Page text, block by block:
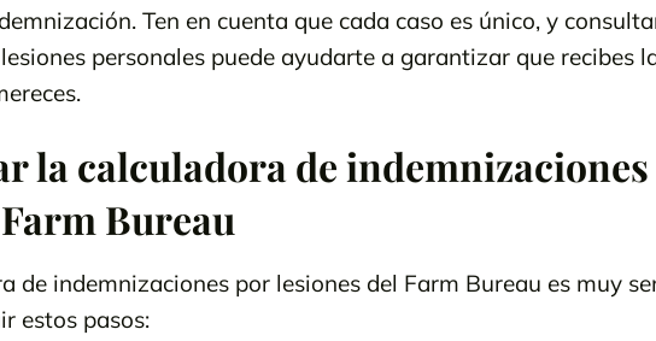
Ten en cuenta que cada caso es único, y
personales puede ayudarte a garantizar que recibes
la calculadora de
Bureau
de indemnizaciones por lesiones del Farm Bureau es muy
estos pasos: